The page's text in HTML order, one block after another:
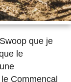
que je
le
Commençal